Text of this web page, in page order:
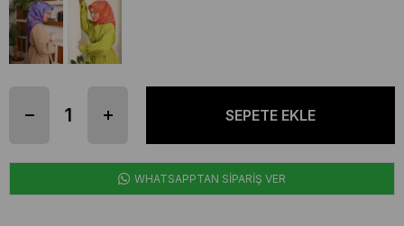
WHATSAPPTAN SİPARİŞ VER